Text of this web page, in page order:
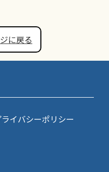
に戻る
ライバシーポリシー